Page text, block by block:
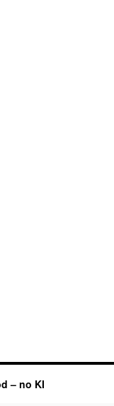
– no KI